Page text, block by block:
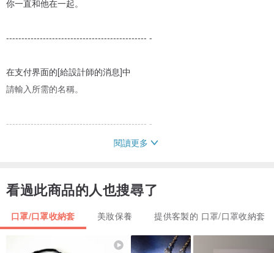
你一直和他在一起。
---------------------------------------------- -
在支付界面的[給設計師的消息]中
請輸入所需的名稱。
---------------------------------------------- -
・名稱最多只能包含 10 個英文字符。請在【留言】中輸入您的姓
閱讀更多
看過此商品的人也搜尋了
口罩/口罩收納套 美妝保養 提供客製的 口罩/口罩收納套